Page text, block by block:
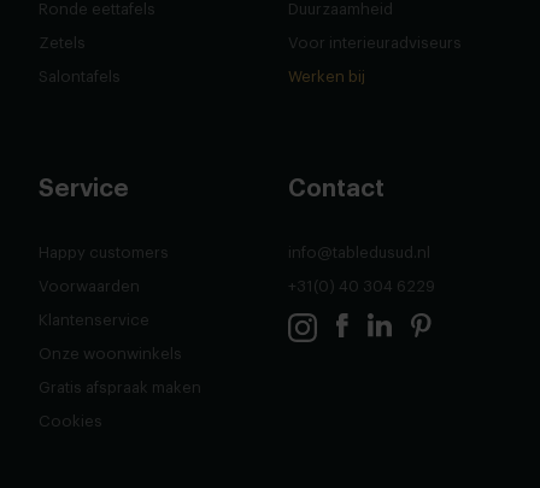
Ronde eettafels
Zetels
Salontafels
Duurzaamheid
Voor interieuradviseurs
Werken bij
Service
Happy customers
Voorwaarden
Klantenservice
Onze woonwinkels
Gratis afspraak maken
Cookies
Contact
info@tabledusud.nl
+31(0) 40 304 6229